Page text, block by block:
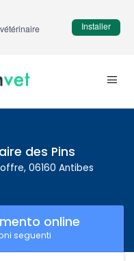
des Pins
06160 Antibes
online
seguenti
Installer